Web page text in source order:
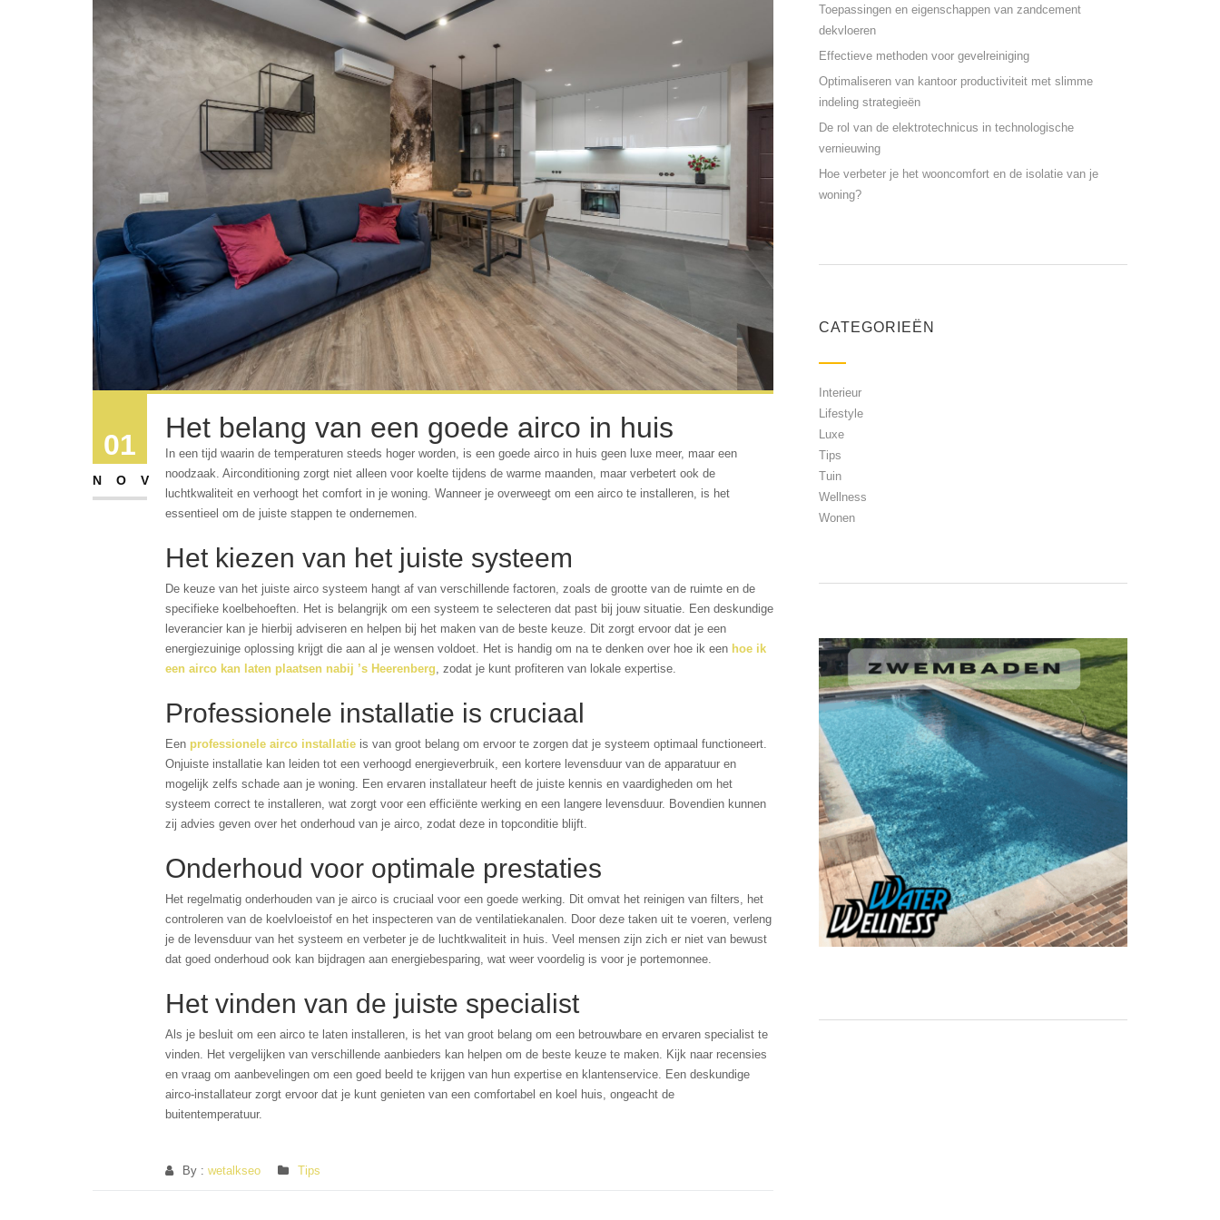
01
NOV
Het belang van een goede airco in huis
In een tijd waarin de temperaturen steeds hoger worden, is een goede airco in huis geen luxe meer, maar een
noodzaak. Airconditioning zorgt niet alleen voor koelte tijdens de warme maanden, maar verbetert ook de
luchtkwaliteit en verhoogt het comfort in je woning. Wanneer je overweegt om een airco te installeren, is het
essentieel om de juiste stappen te ondernemen.
Het kiezen van het juiste systeem
De keuze van het juiste airco systeem hangt af van verschillende factoren, zoals de grootte van de ruimte en de
specifieke koelbehoeften. Het is belangrijk om een systeem te selecteren dat past bij jouw situatie. Een deskundige
leverancier kan je hierbij adviseren en helpen bij het maken van de beste keuze. Dit zorgt ervoor dat je een
energiezuinige oplossing krijgt die aan al je wensen voldoet. Het is handig om na te denken over hoe ik een hoe ik
een airco kan laten plaatsen nabij ’s Heerenberg, zodat je kunt profiteren van lokale expertise.
Professionele installatie is cruciaal
Een professionele airco installatie is van groot belang om ervoor te zorgen dat je systeem optimaal functioneert.
Onjuiste installatie kan leiden tot een verhoogd energieverbruik, een kortere levensduur van de apparatuur en
mogelijk zelfs schade aan je woning. Een ervaren installateur heeft de juiste kennis en vaardigheden om het
systeem correct te installeren, wat zorgt voor een efficiënte werking en een langere levensduur. Bovendien kunnen
zij advies geven over het onderhoud van je airco, zodat deze in topconditie blijft.
Onderhoud voor optimale prestaties
Het regelmatig onderhouden van je airco is cruciaal voor een goede werking. Dit omvat het reinigen van filters, het
controleren van de koelvloeistof en het inspecteren van de ventilatiekanalen. Door deze taken uit te voeren, verleng
je de levensduur van het systeem en verbeter je de luchtkwaliteit in huis. Veel mensen zijn zich er niet van bewust
dat goed onderhoud ook kan bijdragen aan energiebesparing, wat weer voordelig is voor je portemonnee.
Het vinden van de juiste specialist
Als je besluit om een airco te laten installeren, is het van groot belang om een betrouwbare en ervaren specialist te
vinden. Het vergelijken van verschillende aanbieders kan helpen om de beste keuze te maken. Kijk naar recensies
en vraag om aanbevelingen om een goed beeld te krijgen van hun expertise en klantenservice. Een deskundige
airco-installateur zorgt ervoor dat je kunt genieten van een comfortabel en koel huis, ongeacht de
buitentemperatuur.
By : wetalkseo Tips
Toepassingen en eigenschappen van zandcement
dekvloeren
Effectieve methoden voor gevelreiniging
Optimaliseren van kantoor productiviteit met slimme
indeling strategieën
De rol van de elektrotechnicus in technologische
vernieuwing
Hoe verbeter je het wooncomfort en de isolatie van je
woning?
CATEGORIEËN
Interieur
Lifestyle
Luxe
Tips
Tuin
Wellness
Wonen